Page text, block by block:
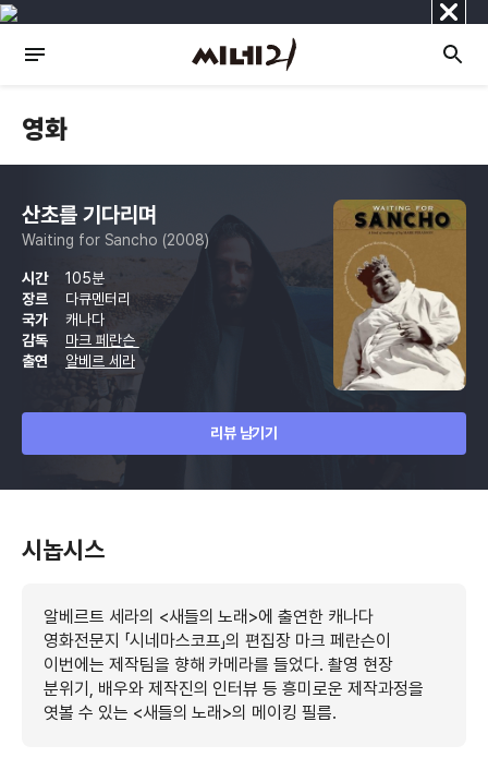
닫
기
영화
산초를 기다리며
Waiting for Sancho (2008)
시간
105분
장르
다큐멘터리
국가
캐나다
감독
마크 페란슨
출연
알베르 세라
리뷰 남기기
시놉시스
알베르트 세라의 <새들의 노래>에 출연한 캐나다
영화전문지 「시네마스코프」의 편집장 마크 페란슨이
이번에는 제작팀을 향해 카메라를 들었다. 촬영 현장
분위기, 배우와 제작진의 인터뷰 등 흥미로운 제작과정을
엿볼 수 있는 <새들의 노래>의 메이킹 필름.